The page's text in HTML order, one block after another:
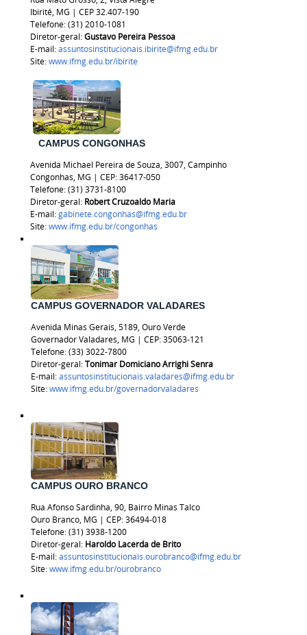
Ibirité, MG | CEP 32.407-190
Telefone: (31) 2010-1081
Diretor-geral:Gustavo Pereira Pessoa
E-mail:assuntosinstitucionais.ibirite@ifmg.edu.br
Site:www.ifmg.edu.br/ibirite
CAMPUS CONGONHAS
Avenida Michael Pereira de Souza, 3007, Campinho
Congonhas, MG | CEP: 36417-050
Telefone: (31) 3731-8100
Diretor-geral: Robert Cruzoaldo Maria
E-mail:gabinete.congonhas@ifmg.edu.br
Site:www.ifmg.edu.br/congonhas
CAMPUS GOVERNADOR VALADARES
Avenida Minas Gerais, 5189, Ouro Verde
Governador Valadares, MG | CEP: 35063-121
Telefone: (33) 3022-7800
Diretor-geral:Tonimar Domiciano Arrighi Senra
E-mail:assuntosinstitucionais.valadares@ifmg.edu.br
Site:www.ifmg.edu.br/governadorvaladares
CAMPUS OURO BRANCO
Rua Afonso Sardinha, 90, Bairro Minas Talco
Ouro Branco, MG | CEP: 36494-018
Telefone:(31) 3938-1200
Diretor-geral: Haroldo Lacerda de Brito
E-mail:assuntosinstitucionais.ourobranco@ifmg.edu.br
Site:www.ifmg.edu.br/ourobranco